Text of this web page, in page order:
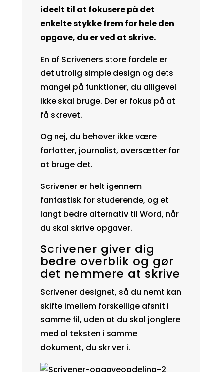
ideelt til at fokusere på det
enkelte stykke frem for hele den
opgave, du er ved at skrive.
En af Scriveners store fordele er
det utrolig simple design og dets
mangel på funktioner, du alligevel
ikke skal bruge. Der er fokus på at
få skrevet.
Og nej, du behøver ikke være
forfatter, journalist, oversætter for
at bruge det.
Scrivener er helt igennem
fantastisk for studerende, og et
langt bedre alternativ til Word, når
du skal skrive opgaver.
Scrivener giver dig
bedre overblik og gør
det nemmere at skrive
Scrivener designet, så du nemt kan
skifte imellem forskellige afsnit i
samme fil, uden at du skal jonglere
med al teksten i samme
dokument, du skriver i.